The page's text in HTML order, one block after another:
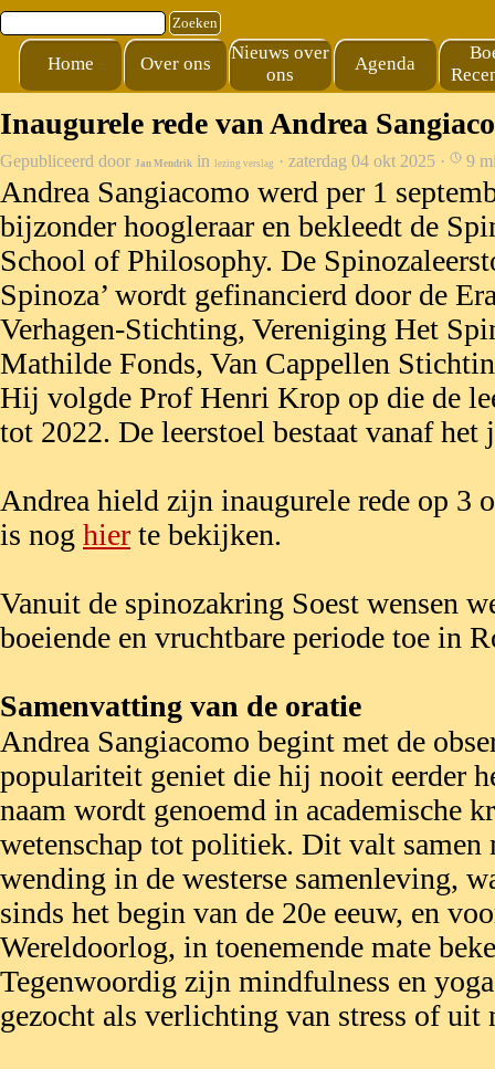
Ga naar de inhoud
Zoeken
Home Over ons
Nieuws over
ons
Agenda
Inaugurele rede van Andrea
Gepubliceerd door Jan Mendrik in lezing verslag · zaterdag 04 okt 2025 · 9
Andrea Sangiacomo werd per 1
bijzonder hoogleraar en bekleedt de
School of Philosophy. De
Spinoza’ wordt gefinancierd door de
Verhagen-Stichting, Vereniging Het
Mathilde Fonds, Van Cappellen
Hij volgde Prof Henri Krop op die de
tot 2022. De leerstoel bestaat vanaf het
Andrea hield zijn inaugurele rede op 3
is nog hier te bekijken.
Vanuit de spinozakring Soest wensen
boeiende en vruchtbare periode toe in
Samenvatting van de oratie
Andrea Sangiacomo begint met de
populariteit geniet die hij nooit eerder
naam wordt genoemd in academische
wetenschap tot politiek. Dit valt samen
wending in de westerse samenleving,
sinds het begin van de 20e eeuw, en
Wereldoorlog, in toenemende mate
Tegenwoordig zijn mindfulness en
gezocht als verlichting van stress of uit